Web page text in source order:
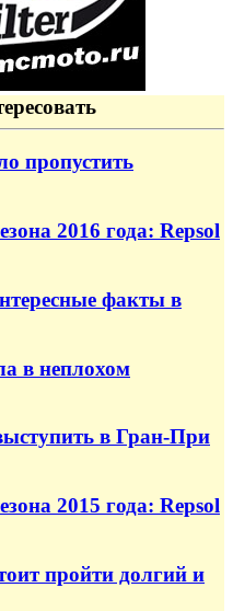
пропустить
2016 года: Repsol
факты в
в неплохом
в Гран-При
2015 года: Repsol
пройти долгий и